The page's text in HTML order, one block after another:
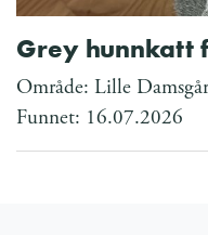
Grey hunnkatt
Område: Lille
Funnet: 16.07.2026